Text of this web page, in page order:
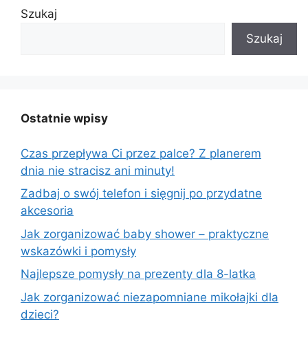
Szukaj
Szukaj
Ostatnie wpisy
Czas przepływa Ci przez palce? Z planerem
dnia nie stracisz ani minuty!
Zadbaj o swój telefon i sięgnij po przydatne
akcesoria
Jak zorganizować baby shower – praktyczne
wskazówki i pomysły
Najlepsze pomysły na prezenty dla 8-latka
Jak zorganizować niezapomniane mikołajki dla
dzieci?